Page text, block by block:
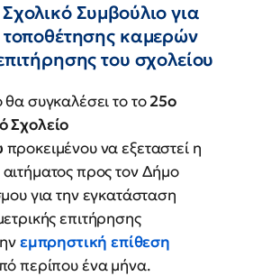
Συμβούλιο για
τοποθέτησης καμερών
του σχολείου
θα συγκαλέσει το το25ο
Σχολείο
προκειμένου να εξεταστεί η
προς τον Δήμο
για την εγκατάσταση
επιτήρησης
εμπρηστική επίθεση
περίπου ένα μήνα.